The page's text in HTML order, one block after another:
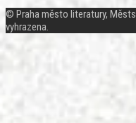
© Praha město literatury,
vyhrazena.
Rolovat